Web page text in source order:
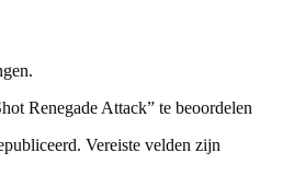
Renegade Attack” te beoordelen
Vereiste velden zijn